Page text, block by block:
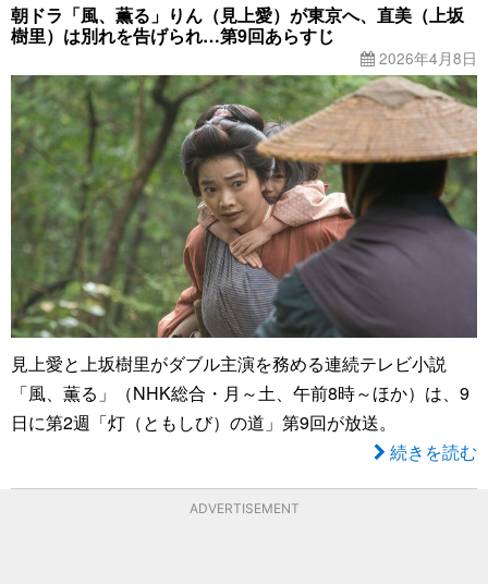
朝ドラ「風、薫る」りん（見上愛）が東京へ、直美（上坂
樹里）は別れを告げられ…第9回あらすじ
2026年4月8日
見上愛と上坂樹里がダブル主演を務める連続テレビ小説
「風、薫る」（NHK総合・月～土、午前8時～ほか）は、9
日に第2週「灯（ともしび）の道」第9回が放送。
続きを読む
ADVERTISEMENT